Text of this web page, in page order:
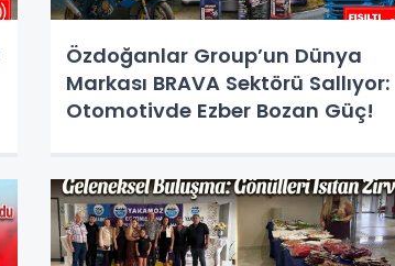
Özdoğanlar Group’un Dünya
Markası BRAVA Sektörü Sallıyor:
Otomotivde Ezber Bozan Güç!